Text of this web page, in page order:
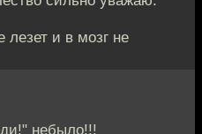
и в мозг не
небыло!!!